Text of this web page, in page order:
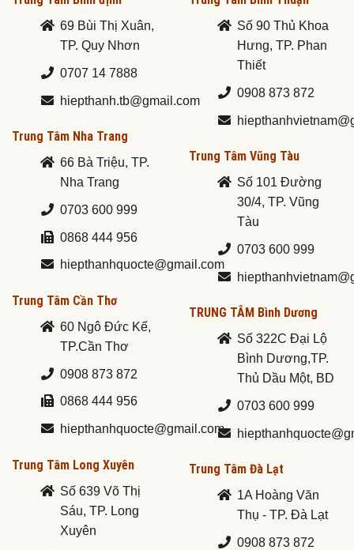
69 Bùi Thị Xuân,
TP. Quy Nhơn
0707 14 7888
hiepthanh.tb@gmail.com
Trung Tâm Nha Trang
66 Bà Triệu, TP.
Nha Trang
0703 600 999
0868 444 956
hiepthanhquocte@gmail.com
Trung Tâm Cần Thơ
60 Ngô Đức Kế,
TP.Cần Thơ
0908 873 872
0868 444 956
hiepthanhquocte@gmail.com
Trung Tâm Long Xuyên
Số 639 Võ Thị
Sáu, TP. Long
Xuyên
Số 90 Thủ Khoa
Hưng, TP. Phan
Thiết
0908 873 872
Trung Tâm Vũng Tàu
Số 101 Đường
30/4, TP. Vũng
Tàu
0703 600 999
TRUNG TÂM Bình Dương
Số 322C Đại Lộ
Bình Dương,TP.
Thủ Dầu Một, BD
0703 600 999
Trung Tâm Đà Lạt
1A Hoàng Văn
Thụ - TP. Đà Lạt
0908 873 872